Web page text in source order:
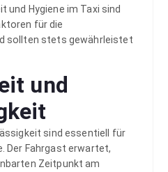
und Hygiene im Taxi sind
für die
sollten stets gewährleistet
und
sind essentiell für
Der Fahrgast erwartet,
Zeitpunkt am